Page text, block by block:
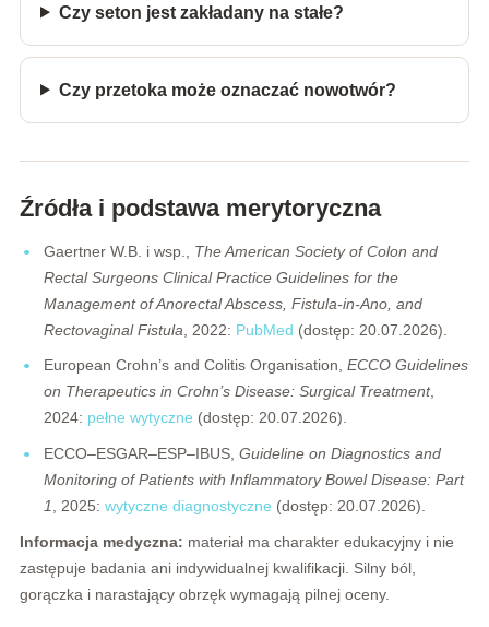
Czy seton jest zakładany na stałe?
Czy przetoka może oznaczać nowotwór?
Źródła i podstawa merytoryczna
Gaertner W.B. i wsp., The American Society of Colon and
Rectal Surgeons Clinical Practice Guidelines for the
Management of Anorectal Abscess, Fistula-in-Ano, and
Rectovaginal Fistula , 2022: PubMed (dostęp: 20.07.2026).
European Crohn’s and Colitis Organisation,ECCO Guidelines
on Therapeutics in Crohn’s Disease: Surgical Treatment,
2024: pełne wytyczne (dostęp: 20.07.2026).
ECCO–ESGAR–ESP–IBUS,Guideline on Diagnostics and
Monitoring of Patients with Inflammatory Bowel Disease: Part
1, 2025:wytyczne diagnostyczne (dostęp: 20.07.2026).
Informacja medyczna: materiał ma charakter edukacyjny i nie
zastępuje badania ani indywidualnej kwalifikacji. Silny ból,
gorączka i narastający obrzęk wymagają pilnej oceny.